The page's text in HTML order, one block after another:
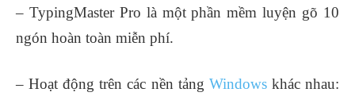
– TypingMaster Pro là một phần mềm luyện gõ 10
ngón hoàn toàn miễn phí.
– Hoạt động trên các nền tảng Windowskhác nhau: